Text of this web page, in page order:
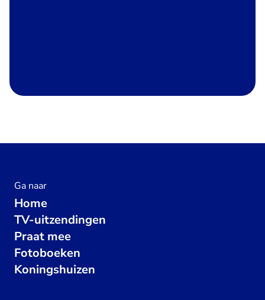
Ga naar
Home
TV-uitzendingen
Praat mee
Fotoboeken
Koningshuizen